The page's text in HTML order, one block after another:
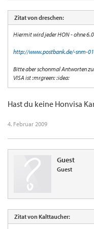
Zitat von dreschen:
Hiermit wird jeder HON - ohne
http://www.postbank.de/-snm-
Bitte aber schonmal Antworten
VISA ist :mrgreen: :idea:
Hast du keine Honvisa
4. Februar 2009
Guest
Guest
Zitat von Kalttaucher: